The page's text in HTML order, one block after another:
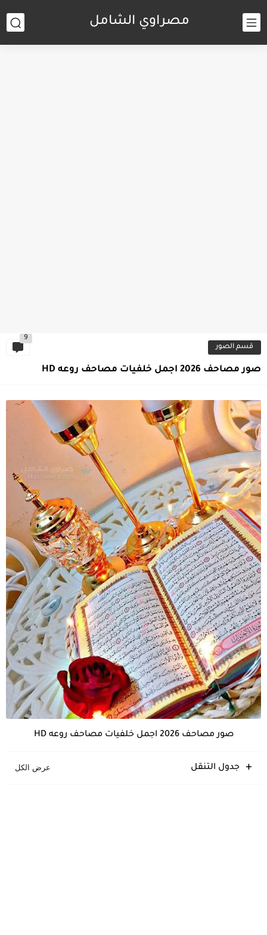
مصراوي الشامل
قسم الصور
9
صور مصاحف 2026 اجمل خلفيات مصاحف روعه HD
صور مصاحف 2026 اجمل خلفيات مصاحف روعه HD
جدول التنقل